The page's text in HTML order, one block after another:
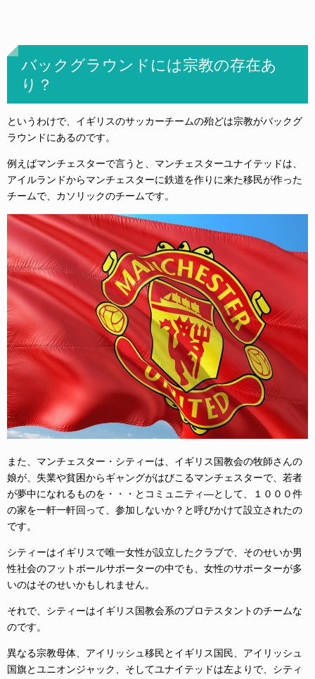
バックグラウンドには宗教の存在あ
り？
というわけで、イギリスのサッカーチームの殆どは宗教がバックグ
ラウンドにあるのです。
例えばマンチェスターで言うと、マンチェスターユナイテッドは、
アイルランドからマンチェスターに鉄道を作りに来た移民が作った
チームで、カソリックのチームです。
また、マンチェスター・シティーは、イギリス国教会の牧師さんの
娘が、失業や貧困からギャングがはびこるマンチェスターで、若者
が夢中になれるものを・・・とコミュニティ―として、１０００件
の家を一軒一軒回って、参加しないか？と呼びかけて設立されたの
です。
シティーはイギリスで唯一女性が設立したクラブで、そのせいか男
性社会のフットボールサポーターの中でも、女性のサポーターが多
いのはそのせいかもしれません。
それで、シティーはイギリス国教会系のプロテスタントのチームな
のです。
異なる宗教母体、アイリッシュ移民とイギリス国民、アイリッシュ
国旗とユニオンジャック、そしてユナイテッドは左よりで、シティ